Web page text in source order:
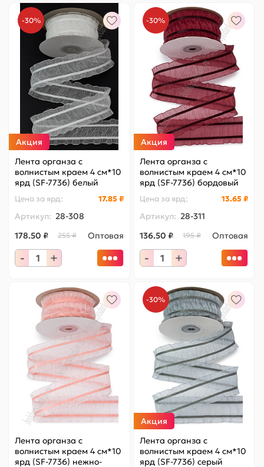
-30%
Акция
Лента органза с
волнистым краем 4 см*10
ярд (SF-7736) белый
Цена за ярд: 17.85 ₽
Артикул: 28-308
178.50 ₽
255 ₽ Оптовая
- +
-30%
Акция
Лента органза с
волнистым краем 4 см*10
ярд (SF-7736) бордовый
Цена за ярд: 13.65 ₽
Артикул: 28-311
136.50 ₽
195 ₽ Оптовая
- +
Лента органза с
волнистым краем 4 см*10
ярд (SF-7736) нежно-
-30%
Акция
Лента органза с
волнистым краем 4 см*10
ярд (SF-7736) серый